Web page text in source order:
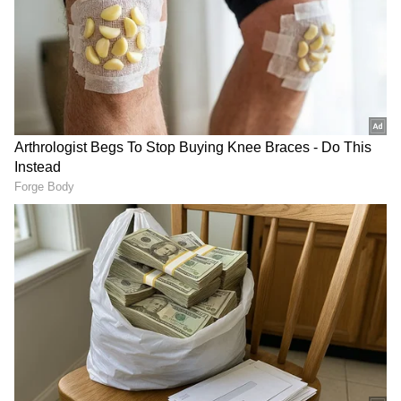
ಸಾನಿಯಾ ಮಿರ್ಜಾ!
ಇಟಲಿಯ ಜಾನಿಕ್ ಸಿನ್ನರ್ (Jannik Sinner) ಮತ್ತು
ಸ್ಪೇನ್‌ನ ಕಾರ್ಲೋಸ್ ಅಲ್ಕರಾಜ್ (Carlos Alcaraz)
ಬ್ಯಾಂಕಿಂಗ್ (Banking News
), ಹಣಕಾಸು, ಭಾರತೀಯ
ಆರ್ಥಿಕತೆ, ಜಾಗತಿಕ ಮಾರುಕಟ್ಟೆ,
ಷೇರು ಮಾರುಕಟ್ಟೆ
ಹೂಡಿಕೆ ಸೇರಿದಂತೆ ಇನ್ನಿತರ ಮತ್ತು ಇತ್ತೀಚಿನ ಹಣಕಾಸಿನ
ಸುದ್ದಿಗಳನ್ನು ಏಷ್ಯಾನೆಟ್ ಸುವರ್ಣ ನ್ಯೂಸ್‌ನಲ್ಲಿ ಓದಿರಿ.